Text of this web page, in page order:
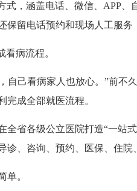
式，涵盖电话、微信、APP
保留电话预约和现场人工服
病流程。
自己看病家人也放心。”前
完成全部就医流程。
全省各级公立医院打造“一站
诊、咨询、预约、医保、住
。